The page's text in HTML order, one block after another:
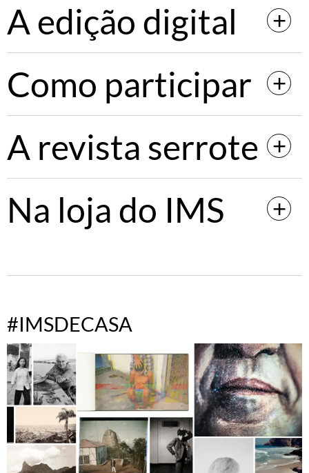
A edição digital
Como participar
A revista serrote
Na loja do IMS
#IMSDECASA